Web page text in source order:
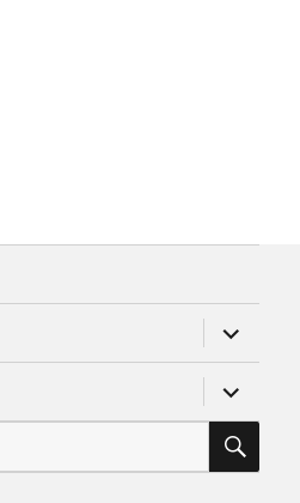
anzeigen
anzeigen